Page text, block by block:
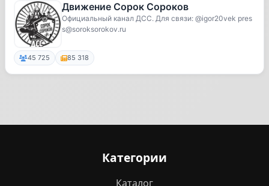
Движение Сорок Сороков
Официальный канал ДСС. Для связи: @igor20vek pres
s@soroksorokov.ru
45 725 85 318
Категории
Каталог